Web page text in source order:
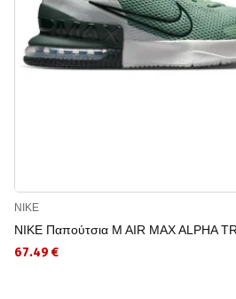
NIKE
NIKE Παπούτσια M AIR MAX ALPHA
67.49 €